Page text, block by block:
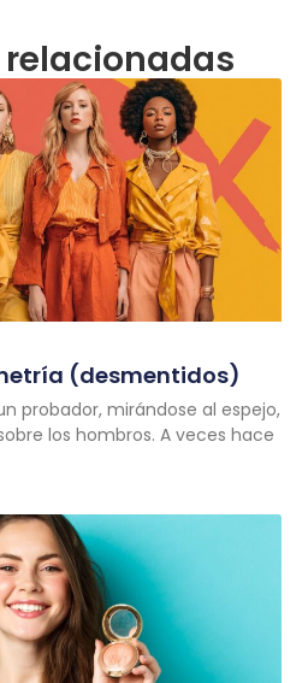
(desmentidos)
probador, mirándose al espejo,
los hombros. A veces hace